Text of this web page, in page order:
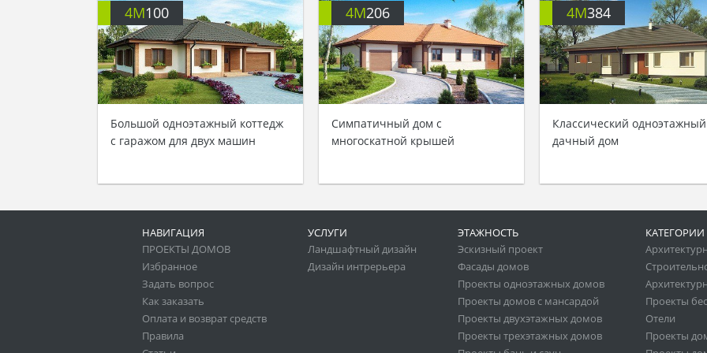
4M100
Большой одноэтажный коттедж
с гаражом для двух машин
4M206
Симпатичный дом с
многоскатной крышей
4M384
Классический одноэтажный
дачный дом
НАВИГАЦИЯ
ПРОЕКТЫ ДОМОВ
Избранное
Задать вопрос
Как заказать
Оплата и возврат средств
Правила
УСЛУГИ
Ландшафтный дизайн
Дизайн интрерьера
ЭТАЖНОСТЬ
Эскизный проект
Фасады домов
Проекты одноэтажных домов
Проекты домов с мансардой
Проекты двухэтажных домов
Проекты трехэтажных домов
КАТЕГОРИИ
Проекты
Отели
Проекты